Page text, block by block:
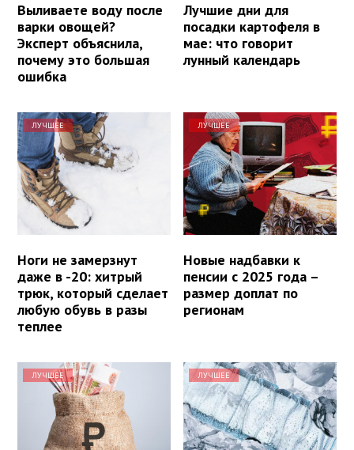
Выливаете воду после
варки овощей?
Эксперт объяснила,
почему это большая
ошибка
Лучшие дни для
посадки картофеля в
мае: что говорит
лунный календарь
ЛУЧШЕЕ
Ноги не замерзнут
даже в -20: хитрый
трюк, который сделает
любую обувь в разы
теплее
ЛУЧШЕЕ
Новые надбавки к
пенсии с 2025 года –
размер доплат по
регионам
ЛУЧШЕЕ ЛУЧШЕЕ